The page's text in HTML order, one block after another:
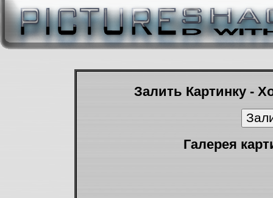
Залить Картинку -
Галерея